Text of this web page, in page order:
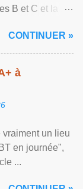
B et C et la ...
CONTINUER »
à
un lieu
en journée",
...